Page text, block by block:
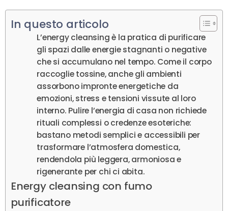
In questo articolo
L’energy cleansing è la pratica di purificare
gli spazi dalle energie stagnanti o negative
che si accumulano nel tempo. Come il corpo
raccoglie tossine, anche gli ambienti
assorbono impronte energetiche da
emozioni, stress e tensioni vissute al loro
interno. Pulire l’energia di casa non richiede
rituali complessi o credenze esoteriche:
bastano metodi semplici e accessibili per
trasformare l’atmosfera domestica,
rendendola più leggera, armoniosa e
rigenerante per chi ci abita.
Energy cleansing con fumo
purificatore